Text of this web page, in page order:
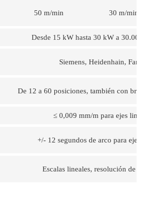
50 m/min 30 m/min
Desde 15 kW hasta 30 kW a
Siemens, Heidenhain,
De 12 a 60 posiciones, también con
≤ 0,009 mm/m para ejes
+/- 12 segundos de arco para ejes
Escalas lineales, resolución de 5